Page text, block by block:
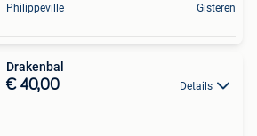
Philippeville Gisteren
Drakenbal
€ 40,00 Details